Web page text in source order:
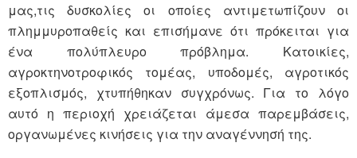
μας,τις δυσκολίες οι οποίες αντιμετωπίζουν οι
πλημμυροπαθείς και επισήμανε ότι πρόκειται για
ένα πολύπλευρο πρόβλημα. Κατοικίες,
αγροκτηνοτροφικός τομέας, υποδομές, αγροτικός
εξοπλισμός, χτυπήθηκαν συγχρόνως. Για το λόγο
αυτό η περιοχή χρειάζεται άμεσα παρεμβάσεις,
οργανωμένες κινήσεις για την αναγέννησή της.